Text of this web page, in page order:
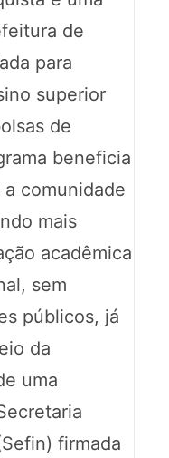
de
para
superior
de
beneficia
comunidade
mais
acadêmica
sem
públicos, já
da
uma
firmada